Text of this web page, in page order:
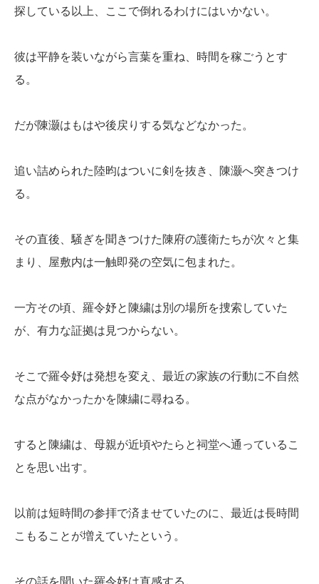
探している以上、ここで倒れるわけにはいかない。
彼は平静を装いながら言葉を重ね、時間を稼ごうとす
る。
だが陳灏はもはや後戻りする気などなかった。
追い詰められた陸昀はついに剣を抜き、陳灏へ突きつけ
る。
その直後、騒ぎを聞きつけた陳府の護衛たちが次々と集
まり、屋敷内は一触即発の空気に包まれた。
一方その頃、羅令妤と陳繍は別の場所を捜索していた
が、有力な証拠は見つからない。
そこで羅令妤は発想を変え、最近の家族の行動に不自然
な点がなかったかを陳繍に尋ねる。
すると陳繍は、母親が近頃やたらと祠堂へ通っているこ
とを思い出す。
以前は短時間の参拝で済ませていたのに、最近は長時間
こもることが増えていたという。